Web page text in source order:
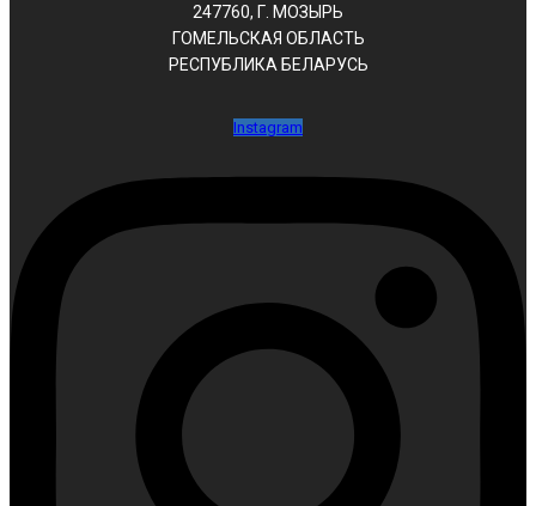
247760, Г. МОЗЫРЬ
ГОМЕЛЬСКАЯ ОБЛАСТЬ
РЕСПУБЛИКА БЕЛАРУСЬ
Instagram